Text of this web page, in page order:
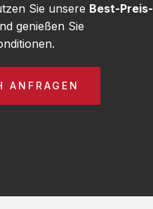
Sie unsere Best-Preis-
genießen Sie
ANFRAGEN